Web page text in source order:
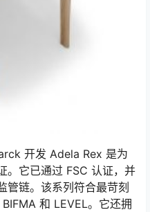
开发 Adela Rex 是为
它已通过 FSC 认证，并
链。 该系列符合最苛刻
和 LEVEL。 它还拥